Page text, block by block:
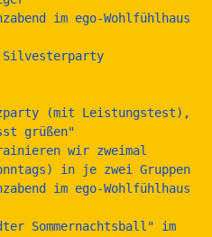
im ego-Wohlfühlhaus
Silvesterparty
(mit Leistungstest),
grüßen"
wir zweimal
in je zwei Gruppen
im ego-Wohlfühlhaus
Sommernachtsball" im